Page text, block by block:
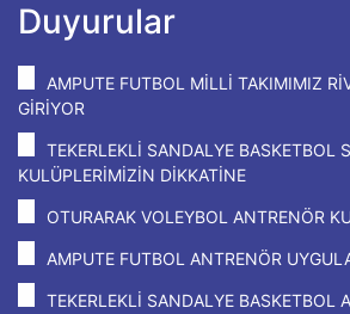
Duyurular
AMPUTE FUTBOL MİLLİ TAKIMIMIZ
GİRİYOR
TEKERLEKLİ SANDALYE BASKETBOL
KULÜPLERİMİZİN DİKKATİNE
OTURARAK VOLEYBOL ANTRENÖR
AMPUTE FUTBOL ANTRENÖR
TEKERLEKLİ SANDALYE BASKETBOL